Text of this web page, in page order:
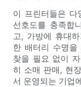
이 프린터들은 다
선호도를 충족합
고, 가방에 휴대
한 배터리 수명을
찾을 필요 없이
히 소매 판매, 현
서 운영되는 기업